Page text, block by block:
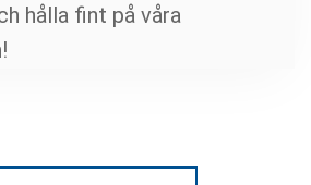
hålla fint på våra